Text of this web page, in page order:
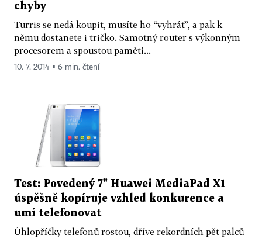
chyby
Turris se nedá koupit, musíte ho “vyhrát”, a pak k
němu dostanete i tričko. Samotný router s výkonným
procesorem a spoustou paměti...
10. 7. 2014 ▪ 6 min. čtení
Test: Povedený 7" Huawei MediaPad X1
úspěšně kopíruje vzhled konkurence a
umí telefonovat
Úhlopříčky telefonů rostou, dříve rekordních pět palců